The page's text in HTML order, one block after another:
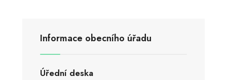
Informace obecního úřadu
Úřední deska